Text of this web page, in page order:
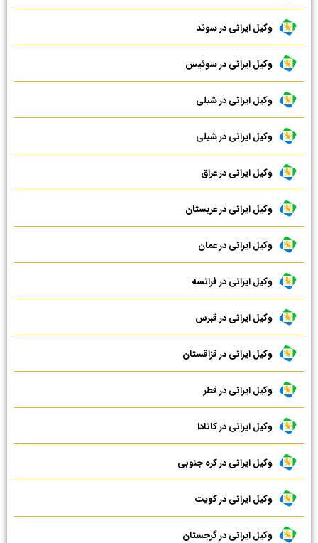
وکیل ایرانی در سوئد
وکیل ایرانی در سوئیس
وکیل ایرانی در شیلی
وکیل ایرانی در شیلی
وکیل ایرانی در عراق
وکیل ایرانی در عربستان
وکیل ایرانی در عمان
وکیل ایرانی در فرانسه
وکیل ایرانی در قبرس
وکیل ایرانی در قزاقستان
وکیل ایرانی در قطر
وکیل ایرانی در کانادا
وکیل ایرانی در کره جنوبی
وکیل ایرانی در کویت
وکیل ایرانی در گرجستان